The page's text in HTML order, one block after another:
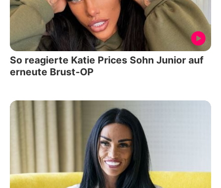
So reagierte Katie Prices Sohn Junior auf
erneute Brust-OP